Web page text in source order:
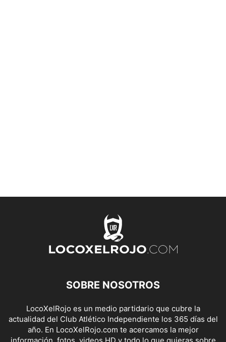
SOBRE NOSOTROS
LocoXelRojo es un medio partidario que cubre la
actualidad del Club Atlético Independiente los 365 días del
año. En LocoXelRojo.com te acercamos la mejor